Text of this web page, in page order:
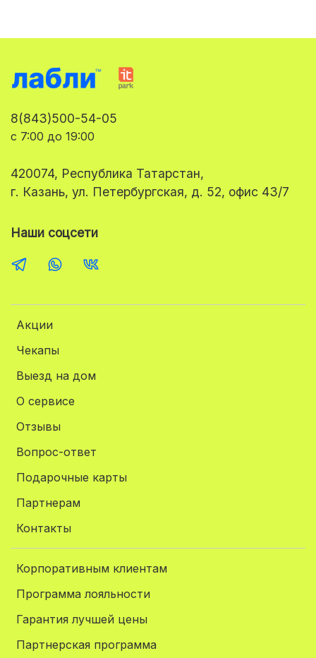
Акции
Чекапы
Выезд на дом
О сервисе
Отзывы
Вопрос-ответ
Подарочные карты
Партнерам
Контакты
Корпоративным клиентам
Программа лояльности
Гарантия лучшей цены
Партнерская программа
8(843)500-54-05
с 7:00 до 19:00
420074, Республика Татарстан,
г. Казань, ул. Петербургская, д. 52, офис 43/7
Наши соцсети